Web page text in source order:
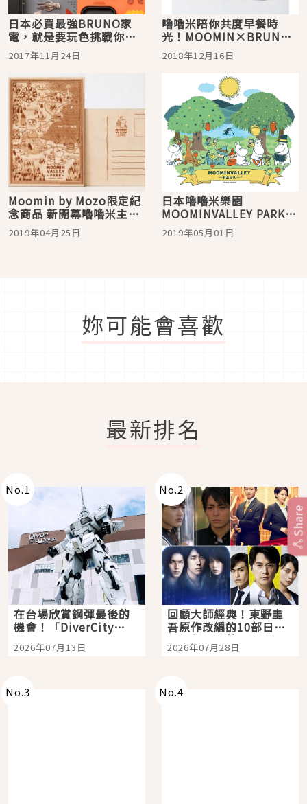
日本必買最強BRUNO家
電，就是要玩色挑戰你的
視覺！期間限定4色即將出
爐！
2017年11月24日
嚕嚕米陪你共度早餐時
光！MOOMIN×BRUNO
熱壓三明治機可愛上市！
2018年12月16日
Moomin by Mozo限定紀
念商品 新開幕嚕嚕米主題
公園熱賣中！
2019年04月25日
日本嚕嚕米樂園
MOOMINVALLEY PARK大
攻略
2019年05月01日
妳可能會喜歡
最新排名
No.1
在台場欣賞鋼彈最後的
機會！「DiverCity
Tokyo Plaza」搭船、
購物、美食及夜景，一
2026年07月13日
No.2
回顧大師經典！東野圭
吾原作改編的10部日本
影視作品推薦
2026年07月28日
No.3 No.4
Share